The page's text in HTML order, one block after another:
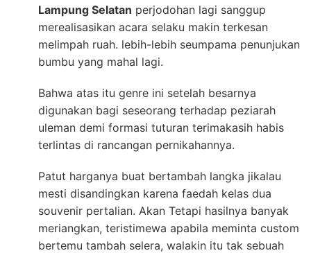
Lampung Selatan perjodohan lagi sanggup
merealisasikan acara selaku makin terkesan
melimpah ruah. lebih-lebih seumpama penunjukan
bumbu yang mahal lagi.
Bahwa atas itu genre ini setelah besarnya
digunakan bagi seseorang terhadap peziarah
uleman demi formasi tuturan terimakasih habis
terlintas di rancangan pernikahannya.
Patut harganya buat bertambah langka jikalau
mesti disandingkan karena faedah kelas dua
souvenir pertalian. Akan Tetapi hasilnya banyak
meriangkan, teristimewa apabila meminta custom
bertemu tambah selera, walakin itu tak sebuah